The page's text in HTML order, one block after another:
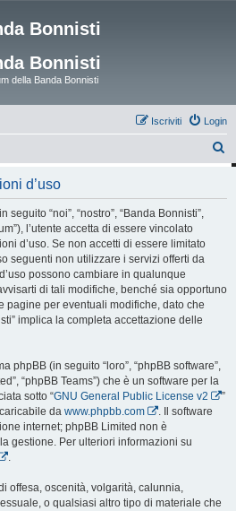
Bonnisti
Bonnisti
della Banda Bonnisti
Login
Iscriviti
d’uso
“noi”, “nostro”, “Banda Bonnisti”,
l’utente accetta di essere vincolato
d’uso. Se non accetti di essere limitato
seguenti non utilizzare i servizi offerti da
possono cambiare in qualunque
di tali modifiche, benché sia opportuno
pagine per eventuali modifiche, dato che
implica la completa accettazione delle
phpBB (in seguito “loro”, “phpBB software”,
“phpBB Teams”) che è un software per la
sotto “GNU General Public License v2
”
da www.phpbb.com
. Il software
internet; phpBB Limited non è
gestione. Per ulteriori informazioni su
.
offesa, oscenità, volgarità, calunnia,
o qualsiasi altro tipo di materiale che